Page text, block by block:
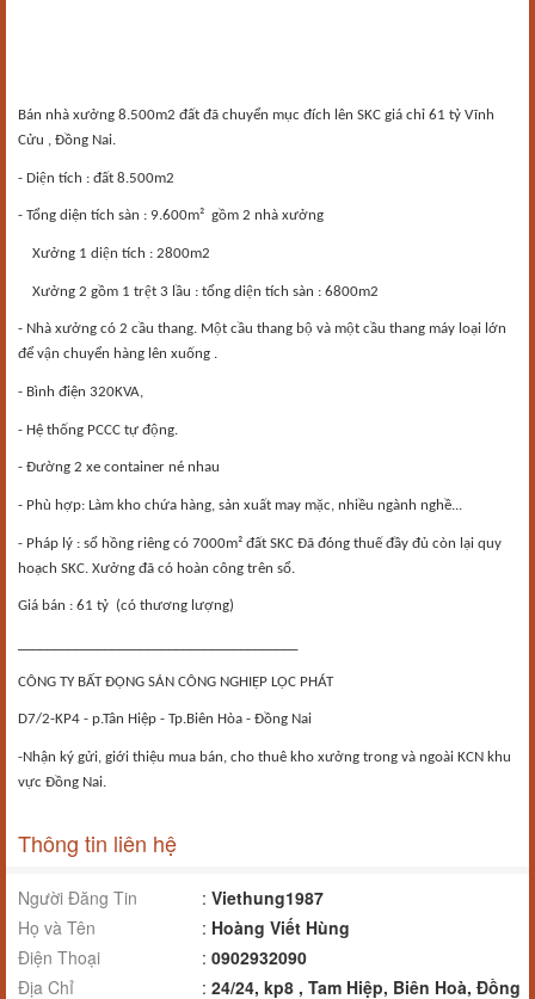
Bán nhà xưởng 8.500m2 đất đã chuyển mục đích lên SKC giá chỉ 61 tỷ Vĩnh
Cửu , Đồng Nai.
- Diện tích : đất 8.500m2
- Tổng diện tích sàn : 9.600m² gồm 2 nhà xưởng
Xưởng 1 diện tích : 2800m2
Xưởng 2 gồm 1 trệt 3 lầu : tổng diện tích sàn : 6800m2
- Nhà xưởng có 2 cầu thang. Một cầu thang bộ và một cầu thang máy loại lớn
để vận chuyển hàng lên xuống .
- Bình điện 320KVA,
- Hệ thống PCCC tự động.
- Đường 2 xe container né nhau
- Phù hợp: Làm kho chứa hàng, sản xuất may mặc, nhiều ngành nghề...
- Pháp lý : sổ hồng riêng có 7000m² đất SKC Đã đóng thuế đầy đủ còn lại quy
hoạch SKC. Xưởng đã có hoàn công trên sổ.
Giá bán : 61 tỷ (có thương lượng)
CÔNG TY BẤT ĐỘNG SẢN CÔNG NGHIỆP LỘC PHÁT
D7/2-KP4 - p.Tân Hiệp - Tp.Biên Hòa - Đồng Nai
-Nhận ký gửi, giới thiệu mua bán, cho thuê kho xưởng trong và ngoài KCN khu
vực Đồng Nai.
Thông tin liên hệ
Người Đăng Tin : Viethung1987
Họ và Tên
: Hoàng Viết Hùng
Điện Thoại
: 0902932090
Địa Chỉ
: 24/24, kp8 , Tam Hiệp, Biên Hoà, Đồng